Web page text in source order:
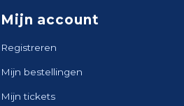
Mijn account
Registreren
Mijn bestellingen
Mijn tickets